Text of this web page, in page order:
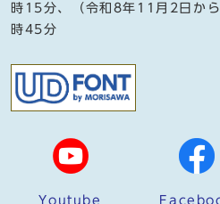
時15分、（令和8年11月2日か
時45分
Youtube